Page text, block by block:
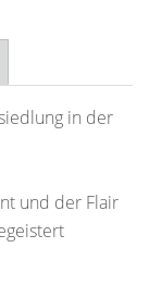
in der
und der Flair